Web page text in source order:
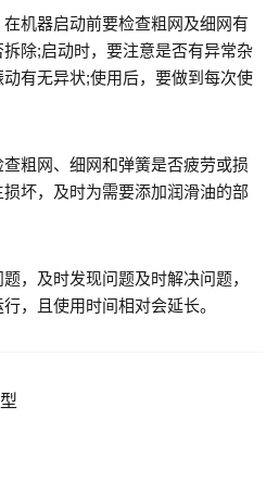
机器启动前要检查粗网及细网有
除;启动时，要注意是否有异常杂
有无异状;使用后，要做到每次使
粗网、细网和弹簧是否疲劳或损
坏，及时为需要添加润滑油的部
，及时发现问题及时解决问题，
，且使用时间相对会延长。